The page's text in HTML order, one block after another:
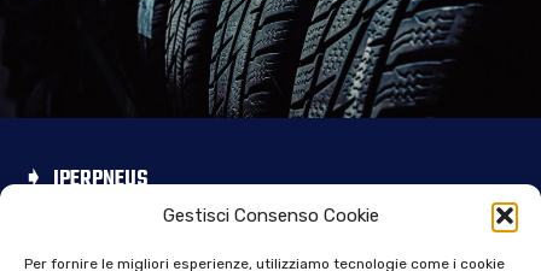
Gestisci Consenso Cookie
Per fornire le migliori esperienze, utilizziamo tecnologie come i cookie
IPERPNEUS